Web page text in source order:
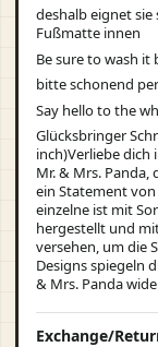
deshalb eignet sie
Fußmatte innen
Be sure to wash it
bitte schonend
Say hello to the
Glücksbringer
inch)Verliebe dich
Mr. & Mrs. Panda,
ein Statement
einzelne ist mit
hergestellt und
versehen, um die
Designs spiegeln
& Mrs. Panda
Exchange/